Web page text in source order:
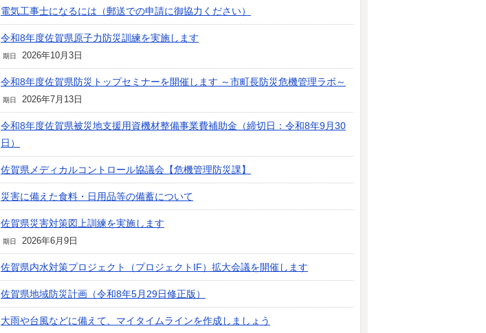
電気工事士になるには（郵送での申請に御協力ください）
令和8年度佐賀県原子力防災訓練を実施します
期日 2026年10月3日
令和8年度佐賀県防災トップセミナーを開催します ～市町長防災危機管理ラボ～
期日 2026年7月13日
令和8年度佐賀県被災地支援用資機材整備事業費補助金（締切日：令和8年9月30
日）
佐賀県メディカルコントロール協議会【危機管理防災課】
災害に備えた食料・日用品等の備蓄について
佐賀県災害対策図上訓練を実施します
期日 2026年6月9日
佐賀県内水対策プロジェクト（プロジェクトIF）拡大会議を開催します
佐賀県地域防災計画（令和8年5月29日修正版）
大雨や台風などに備えて、マイタイムラインを作成しましょう